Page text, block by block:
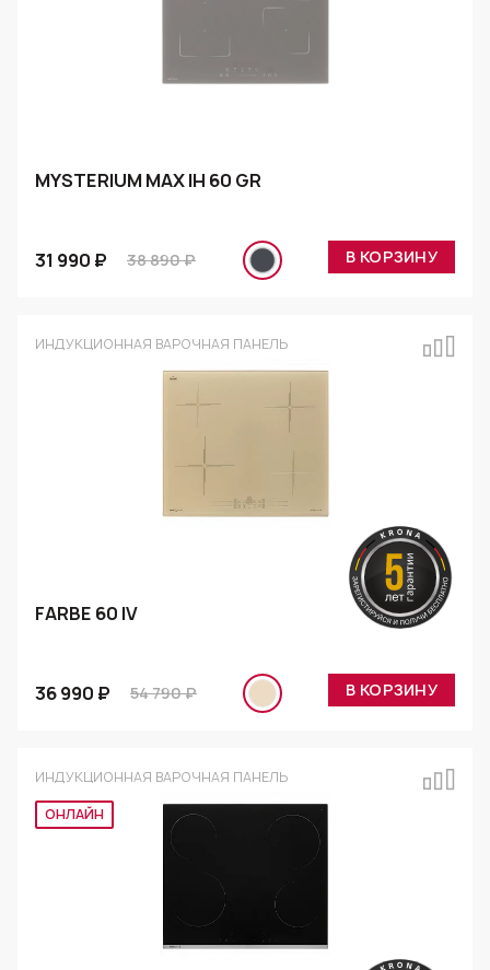
MYSTERIUM MAX IH 60 GR
31 990 ₽ 38 890 ₽ В КОРЗИНУ
ИНДУКЦИОННАЯ ВАРОЧНАЯ ПАНЕЛЬ
FARBE 60 IV
36 990 ₽ 54 790 ₽ В КОРЗИНУ
ИНДУКЦИОННАЯ ВАРОЧНАЯ ПАНЕЛЬ
ОНЛАЙН